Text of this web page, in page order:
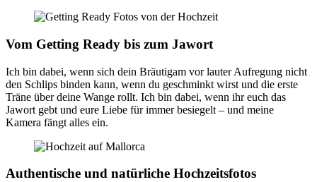
Vom Getting Ready bis zum Jawort
Ich bin dabei, wenn sich dein Bräutigam vor lauter Aufregung nicht
den Schlips binden kann, wenn du geschminkt wirst und die erste
Träne über deine Wange rollt. Ich bin dabei, wenn ihr euch das
Jawort gebt und eure Liebe für immer besiegelt – und meine
Kamera fängt alles ein.
Authentische und natürliche Hochzeitsfotos